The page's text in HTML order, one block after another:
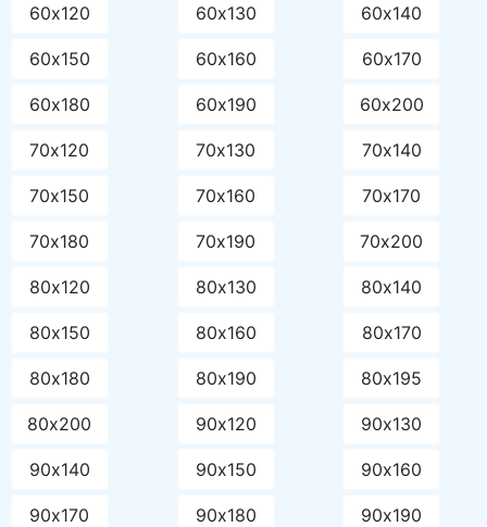
60х120 60х130 60х140
60х150 60х160 60х170
60х180 60х190 60х200
70х120 70х130 70х140
70х150 70х160 70х170
70х180 70х190 70х200
80х120 80х130 80х140
80х150 80х160 80х170
80х180 80х190 80х195
80х200 90х120 90х130
90х140 90х150 90х160
90х170 90х180 90х190